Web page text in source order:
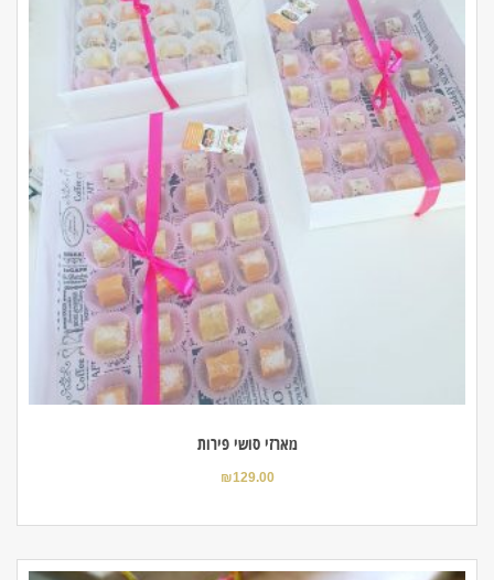
מארזי סושי פירות
₪129.00